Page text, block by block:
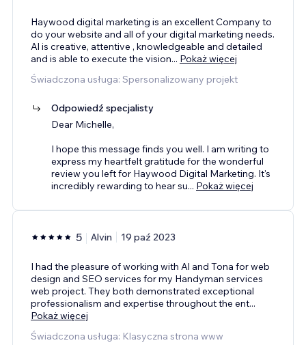
Haywood digital marketing is an excellent Company to
do your website and all of your digital marketing needs.
Al is creative, attentive , knowledgeable and detailed
and is able to execute the vision... Pokaż więcej
Świadczona usługa: Spersonalizowany projekt
Odpowiedź specjalisty
Dear Michelle,
I hope this message finds you well. I am writing to
express my heartfelt gratitude for the wonderful
review you left for Haywood Digital Marketing. It's
incredibly rewarding to hear su... Pokaż więcej
5 Alvin 19 paź 2023
I had the pleasure of working with Al and Tona for web
design and SEO services for my Handyman services
web project. They both demonstrated exceptional
professionalism and expertise throughout the ent...
Pokaż więcej
Świadczona usługa: Klasyczna strona www